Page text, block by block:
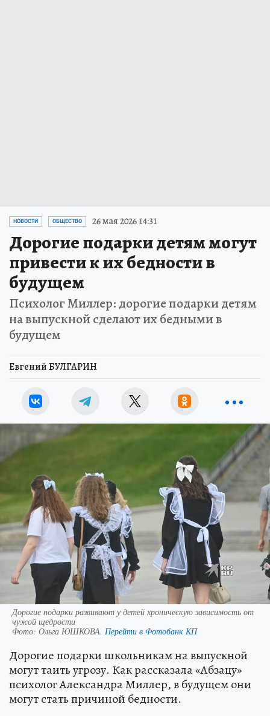
НОВОСТИ ОБЩЕСТВО 26 мая 2026 14:31
Дорогие подарки детям могут
привести к их бедности в
будущем
Психолог Миллер: дорогие подарки детям
на выпускной сделают их бедными в
будущем
Евгений БУЛГАРИН
Дорогие подарки развивают у детей хроническую зависимость от
чужой щедрости
Фото: Ольга ЮШКОВА. Перейти в Фотобанк КП
Дорогие подарки школьникам на выпускной
могут таить угрозу. Как рассказала «Абзацу»
психолог Александра Миллер, в будущем они
могут стать причиной бедности.